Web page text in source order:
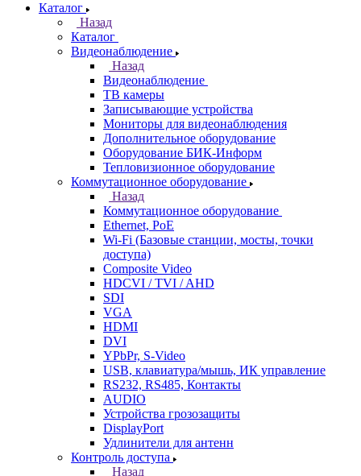
Каталог
Назад
Каталог
Видеонаблюдение
Назад
Видеонаблюдение
ТВ камеры
Записывающие устройства
Мониторы для видеонаблюдения
Дополнительное оборудование
Оборудование БИК-Информ
Тепловизионное оборудование
Коммутационное оборудование
Назад
Коммутационное оборудование
Ethernet, PoE
Wi-Fi (Базовые станции, мосты, точки
доступа)
Composite Video
HDCVI / TVI / AHD
SDI
VGA
HDMI
DVI
YPbPr, S-Video
USB, клавиатура/мышь, ИК управление
RS232, RS485, Контакты
AUDIO
Устройства грозозащиты
DisplayPort
Удлинители для антенн
Контроль доступа
Назад